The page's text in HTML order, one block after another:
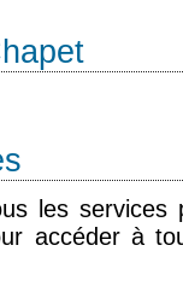
les services
accéder à